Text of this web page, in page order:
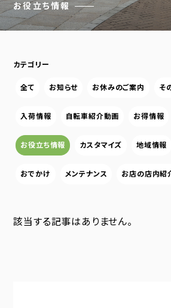
お役立ち情報
カテゴリー
全て お知らせ お休みのご案内 そ
入荷情報 自転車紹介動画 お得情報
お役立ち情報 カスタマイズ 地域情報
おでかけ メンテナンス お店の店内紹
該当する記事はありません。